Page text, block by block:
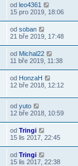
od leo4361
15 pro 2019, 18:06
od soban
21 bře 2019, 17:48
od Michal22
11 bře 2019, 11:38
od HonzaH
12 bře 2018, 12:12
od yuto
12 bře 2018, 10:59
od Tringi
15 lis 2017, 22:45
od Tringi
15 lis 2017, 22:38